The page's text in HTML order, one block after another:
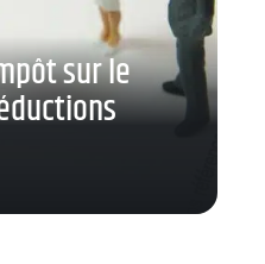
sur le